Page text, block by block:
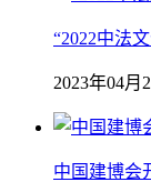
“2022中法
2023年04月
中国建博会